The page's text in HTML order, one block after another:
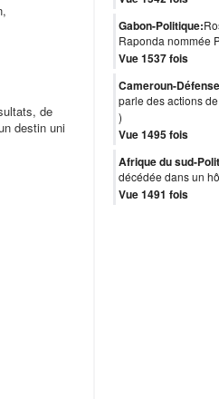
de
destin uni
Gabon-Politique:
Raponda nommée
Vue 1537 fois
Cameroun-
parle des actions
)
Vue 1495 fois
Afrique du sud-
décédée dans un
Vue 1491 fois